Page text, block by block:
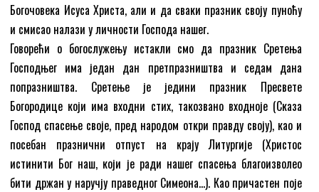
Богочовека Исуса Христа, али и да сваки празник своју пуноћу
и смисао налази у личности Господа нашег.
Говорећи о богослужењу истакли смо да празник Сретења
Господњег има један дан претпразништва и седам дана
попразништва. Сретење је једини празник Пресвете
Богородице који има входни стих, такозвано входноје (Сказа
Господ спасење своје, пред народом откри правду своју), као и
посебан празнични отпуст на крају Литургије (Христос
истинити Бог наш, који је ради нашег спасења благоизволео
бити држан у наручју праведног Симеона…). Као причастен поје